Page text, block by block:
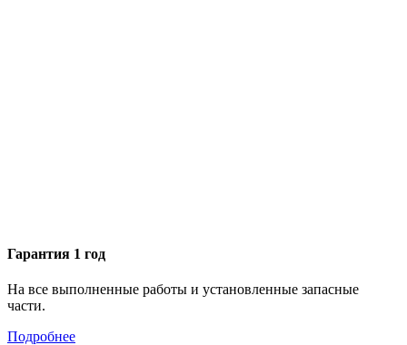
Гарантия 1 год
На все выполненные работы и установленные запасные
части.
Подробнее